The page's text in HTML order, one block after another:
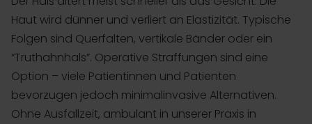
Haut wird dünner und verliert an Elastizität. Typische
Folgen sind Querfalten, vertikale Bänder oder ein
“Truthahnhals”. Operative Straffungen sind eine
Option – viele Patientinnen und Patienten
bevorzugen jedoch minimalinvasive Alternativen.
Ohne Ausfallzeit, ambulant in unserer Praxis in